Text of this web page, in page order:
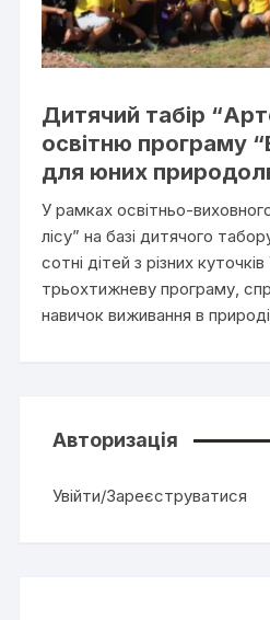
Дитячий табір
освітню програму
для юних
У рамках освітньо-
лісу” на базі дитячого
сотні дітей з різних
трьохтижневу програму,
навичок виживання в
Авторизація
Увійти/Зареєструватися